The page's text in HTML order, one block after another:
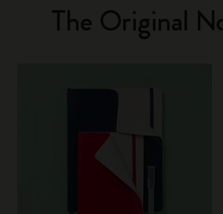
The Original